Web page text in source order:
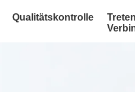
Qualitätskontrolle